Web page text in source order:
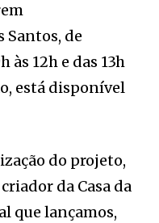
Santos, de
12h e das 13h
está disponível
do projeto,
da Casa da
que lançamos,